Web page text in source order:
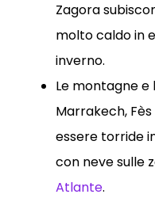
Zagora
molto caldo in
inverno.
Le montagne e
Marrakech,
essere torride
con neve sulle
Atlante.